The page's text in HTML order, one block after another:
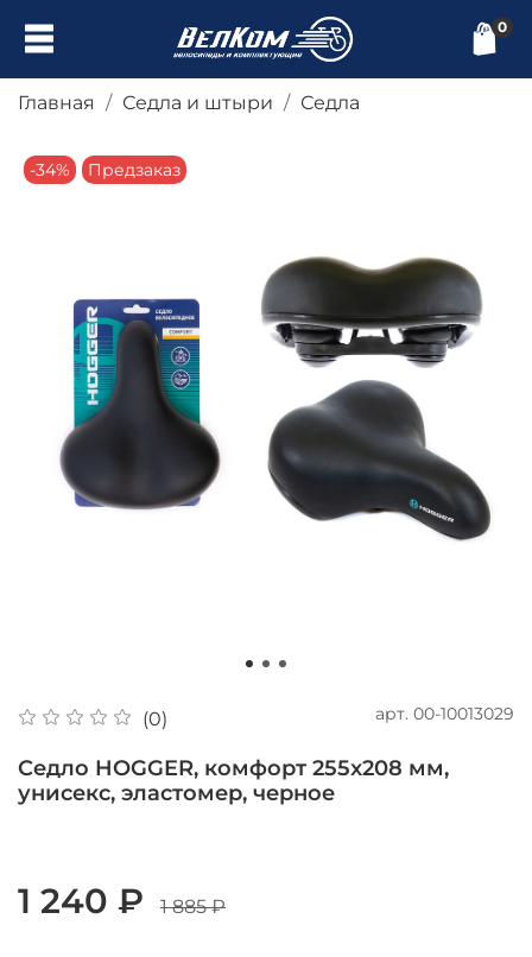
0
Главная Седла и штыри Седла
-34% Предзаказ
(0) арт. 00-10013029
Седло HOGGER, комфорт 255x208 мм,
унисекс, эластомер, черное
1 240 ₽ 1 885 ₽